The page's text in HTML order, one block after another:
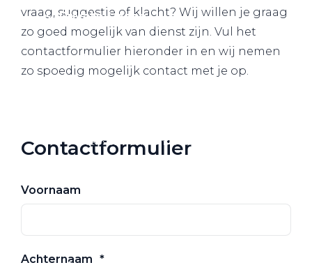
Private Lease
Terug
Website Pon Center Zakelijk
Lease aanbod
Lease acties
vraag, suggestie of klacht? Wij willen je graag
zo goed mogelijk van dienst zijn. Vul het
contactformulier hieronder in en wij nemen
zo spoedig mogelijk contact met je op.
Contactformulier
Voornaam
Achternaam